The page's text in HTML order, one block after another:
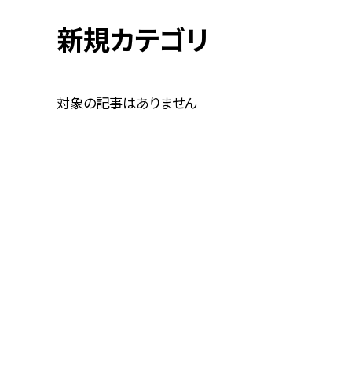
新規カテゴリ
対象の記事はありません